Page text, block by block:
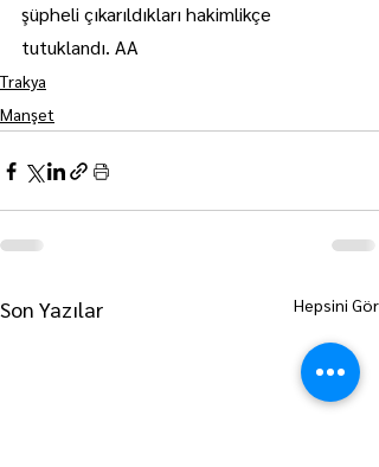
şüpheli çıkarıldıkları hakimlikçe
tutuklandı. AA
Trakya
Manşet
Son Yazılar Hepsini Gör